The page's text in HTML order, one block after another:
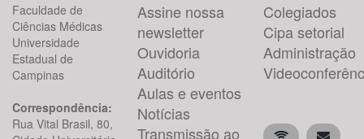
Faculdade de
Ciências Médicas
Universidade
Estadual de
Campinas
Correspondência:
Rua Vital Brasil, 80,
Assine nossa
newsletter
Ouvidoria
Auditório
Aulas e eventos
Notícias
Transmissão ao
Colegiados
Cipa setorial
Administração